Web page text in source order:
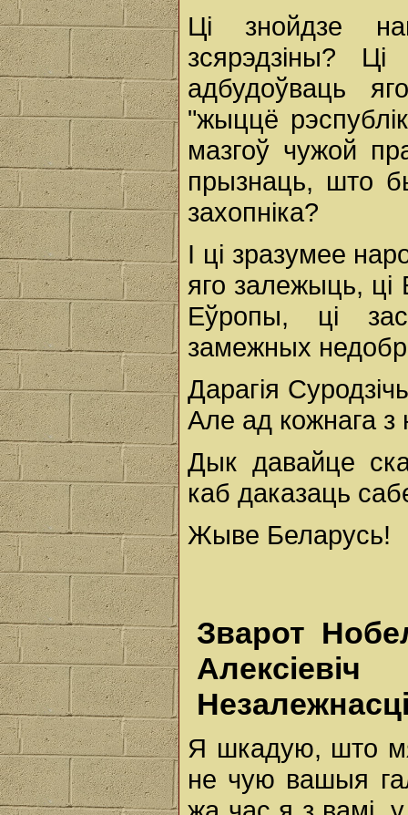
Ці знойдзе
зсярэдзіны?
адбудоўваць
"жыццё
мазгоў чужой
прызнаць, што
захопніка?
І ці зразумее
яго залежыць, ці
Еўропы, ці
замежных
Дарагія
Але ад кожнага з
Дык давайце
каб даказаць
Жыве Беларусь!
Зварот
Я шкадую, што
не чую вашыя